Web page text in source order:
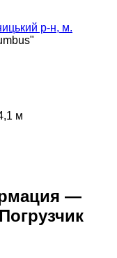
р-н, м.
м
—